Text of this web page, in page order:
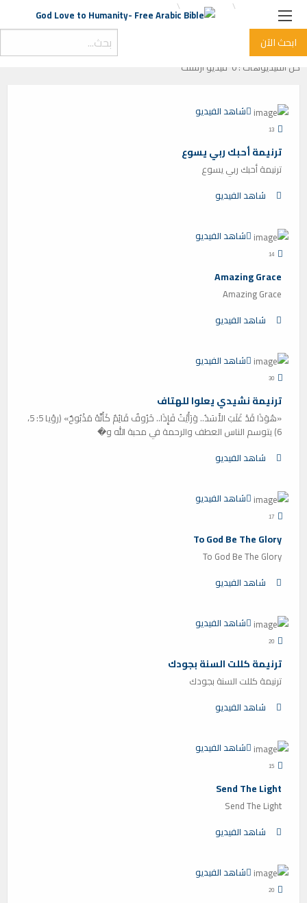
ابحث الآن
ترانيم كنيسة
ترانيم كنيسة
كل الفيديوهات :0 فيديو أرسلت
شاهد الفيديو
13
ترنيمة أحبك ربي يسوع
ترنيمة أحبك ربي يسوع
شاهد الفيديو
شاهد الفيديو
14
Amazing Grace
Amazing Grace
شاهد الفيديو
شاهد الفيديو
30
ترنيمة نشيدي يعلوا للهتاف
«هُوَذَا قَدْ غَلَبَ الأَسَدُ.. وَرَأَيْتُ فَإِذَا.. خَرُوفٌ قَائِمٌ كَأَنَّهُ مَذْبُوحٌ» (رؤيا 5: 5،
6) يتوسم الناس العطف والرحمة في محبة الله و�
شاهد الفيديو
شاهد الفيديو
17
To God Be The Glory
To God Be The Glory
شاهد الفيديو
شاهد الفيديو
20
ترنيمة كللت السنة بجودك
ترنيمة كللت السنة بجودك
شاهد الفيديو
شاهد الفيديو
15
Send The Light
Send The Light
شاهد الفيديو
شاهد الفيديو
20